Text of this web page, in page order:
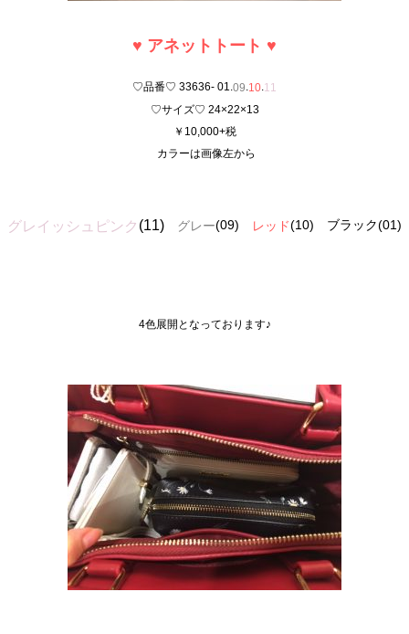
♥ アネットトート ♥
♡品番♡ 33636- 01. 09 10 11
♡サイズ♡ 24×22×13
￥10,000+税
カラーは画像左から
グレイッシュピンク (11) グレー(09) レッド(10) ブラック(01)
4色展開となっております♪